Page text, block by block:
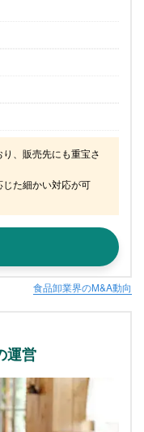
、販売先にも重宝さ
じた細かい対応が可
食品卸業界のM&A動向
運営